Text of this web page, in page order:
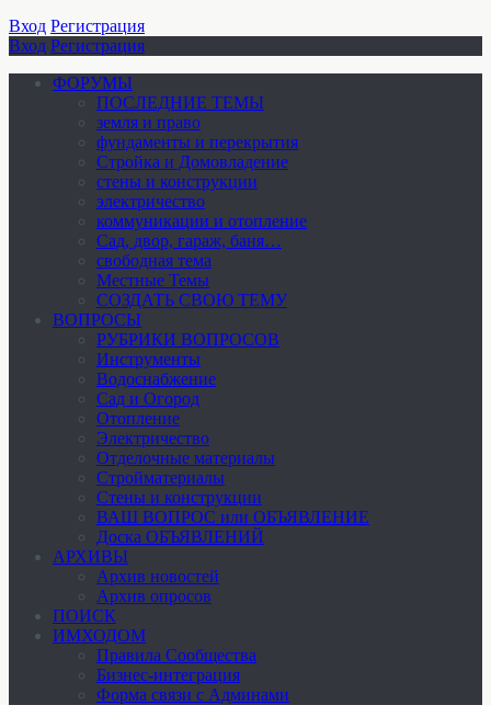
Вход Регистрация
Вход Регистрация
ФОРУМЫ
ПОСЛЕДНИЕ ТЕМЫ
земля и право
фундаменты и перекрытия
Стройка и Домовладение
стены и конструкции
электричество
коммуникации и отопление
Cад, двор, гараж, баня…
свободная тема
Местные Темы
СОЗДАТЬ СВОЮ ТЕМУ
ВОПРОСЫ
РУБРИКИ ВОПРОСОВ
Инструменты
Водоснабжение
Сад и Огород
Отопление
Электричество
Отделочные материалы
Стройматериалы
Стены и конструкции
ВАШ ВОПРОС или ОБЪЯВЛЕНИЕ
Доска ОБЪЯВЛЕНИЙ
АРХИВЫ
Архив новостей
Архив опросов
ПОИСК
ИМХОДОМ
Правила Сообщества
Бизнес-интеграция
Форма связи с Админами